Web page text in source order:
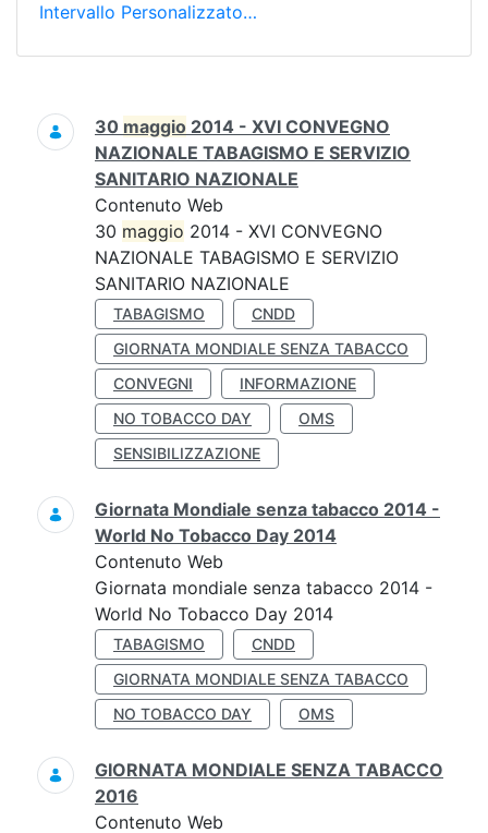
Intervallo Personalizzato…
Ricerca
30 maggio 2014 - XVI CONVEGNO
NAZIONALE TABAGISMO E SERVIZIO
SANITARIO NAZIONALE
Contenuto Web
30 maggio 2014 - XVI CONVEGNO
NAZIONALE TABAGISMO E SERVIZIO
SANITARIO NAZIONALE
TABAGISMO
CNDD
GIORNATA MONDIALE SENZA TABACCO
CONVEGNI
INFORMAZIONE
NO TOBACCO DAY
OMS
SENSIBILIZZAZIONE
Giornata Mondiale senza tabacco 2014 -
World No Tobacco Day 2014
Contenuto Web
Giornata mondiale senza tabacco 2014 -
World No Tobacco Day 2014
TABAGISMO
CNDD
GIORNATA MONDIALE SENZA TABACCO
NO TOBACCO DAY
OMS
GIORNATA MONDIALE SENZA TABACCO
2016
Contenuto Web